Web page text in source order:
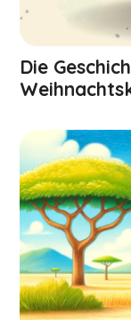
Die